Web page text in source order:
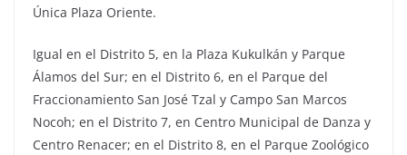
Única Plaza Oriente.
Igual en el Distrito 5, en la Plaza Kukulkán y Parque
Álamos del Sur; en el Distrito 6, en el Parque del
Fraccionamiento San José Tzal y Campo San Marcos
Nocoh; en el Distrito 7, en Centro Municipal de Danza y
Centro Renacer; en el Distrito 8, en el Parque Zoológico